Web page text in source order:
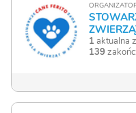
1aktualna
139